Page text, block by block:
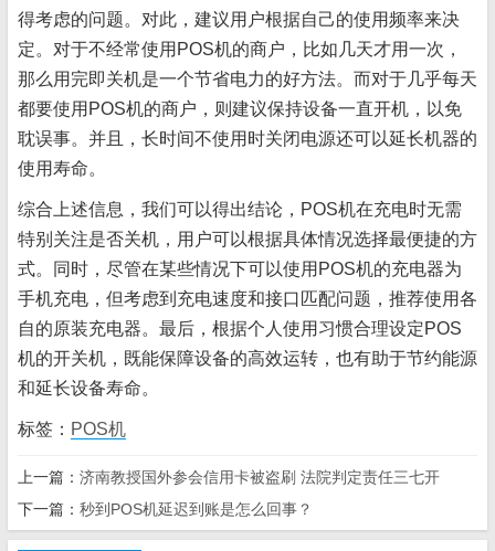
得考虑的问题。对此，建议用户根据自己的使用频率来决
定。对于不经常使用POS机的商户，比如几天才用一次，
那么用完即关机是一个节省电力的好方法。而对于几乎每天
都要使用POS机的商户，则建议保持设备一直开机，以免
耽误事。并且，长时间不使用时关闭电源还可以延长机器的
使用寿命。
综合上述信息，我们可以得出结论，POS机在充电时无需
特别关注是否关机，用户可以根据具体情况选择最便捷的方
式。同时，尽管在某些情况下可以使用POS机的充电器为
手机充电，但考虑到充电速度和接口匹配问题，推荐使用各
自的原装充电器。最后，根据个人使用习惯合理设定POS
机的开关机，既能保障设备的高效运转，也有助于节约能源
和延长设备寿命。
标签： POS机
上一篇： 济南教授国外参会信用卡被盗刷 法院判定责任三七开
下一篇： 秒到POS机延迟到账是怎么回事？